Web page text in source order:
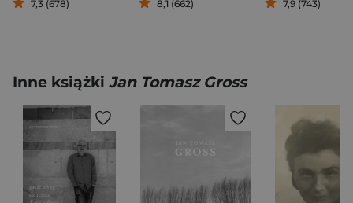
7,3 (678) 8,1 (662) 7,9 (743)
Inne książki Jan Tomasz Gross